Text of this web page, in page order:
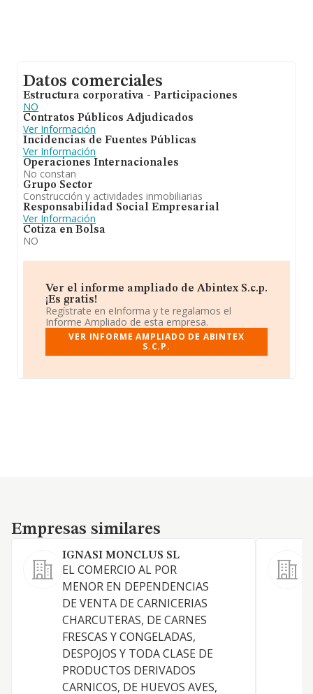
Datos comerciales
Estructura corporativa - Participaciones
NO
Contratos Públicos Adjudicados
Ver Información
Incidencias de Fuentes Públicas
Ver Información
Operaciones Internacionales
No constan
Grupo Sector
Construcción y actividades inmobiliarias
Responsabilidad Social Empresarial
Ver Información
Cotiza en Bolsa
NO
Ver el informe ampliado de Abintex S.c.p.
¡Es gratis!
Regístrate en eInforma y te regalamos el
Informe Ampliado de esta empresa.
VER INFORME AMPLIADO DE ABINTEX
S.C.P.
Empresas similares
Empresas similares
IGNASI MONCLUS SL
EL COMERCIO AL POR
MENOR EN DEPENDENCIAS
DE VENTA DE CARNICERIAS
CHARCUTERAS, DE CARNES
FRESCAS Y CONGELADAS,
DESPOJOS Y TODA CLASE DE
PRODUCTOS DERIVADOS
CARNICOS, DE HUEVOS AVES,